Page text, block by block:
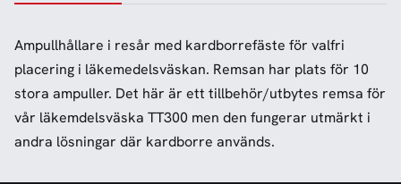
Ampullhållare i resår med kardborrefäste för valfri
placering i läkemedelsväskan. Remsan har plats för 10
stora ampuller. Det här är ett tillbehör/utbytes remsa för
vår läkemdelsväska TT300 men den fungerar utmärkt i
andra lösningar där kardborre används.